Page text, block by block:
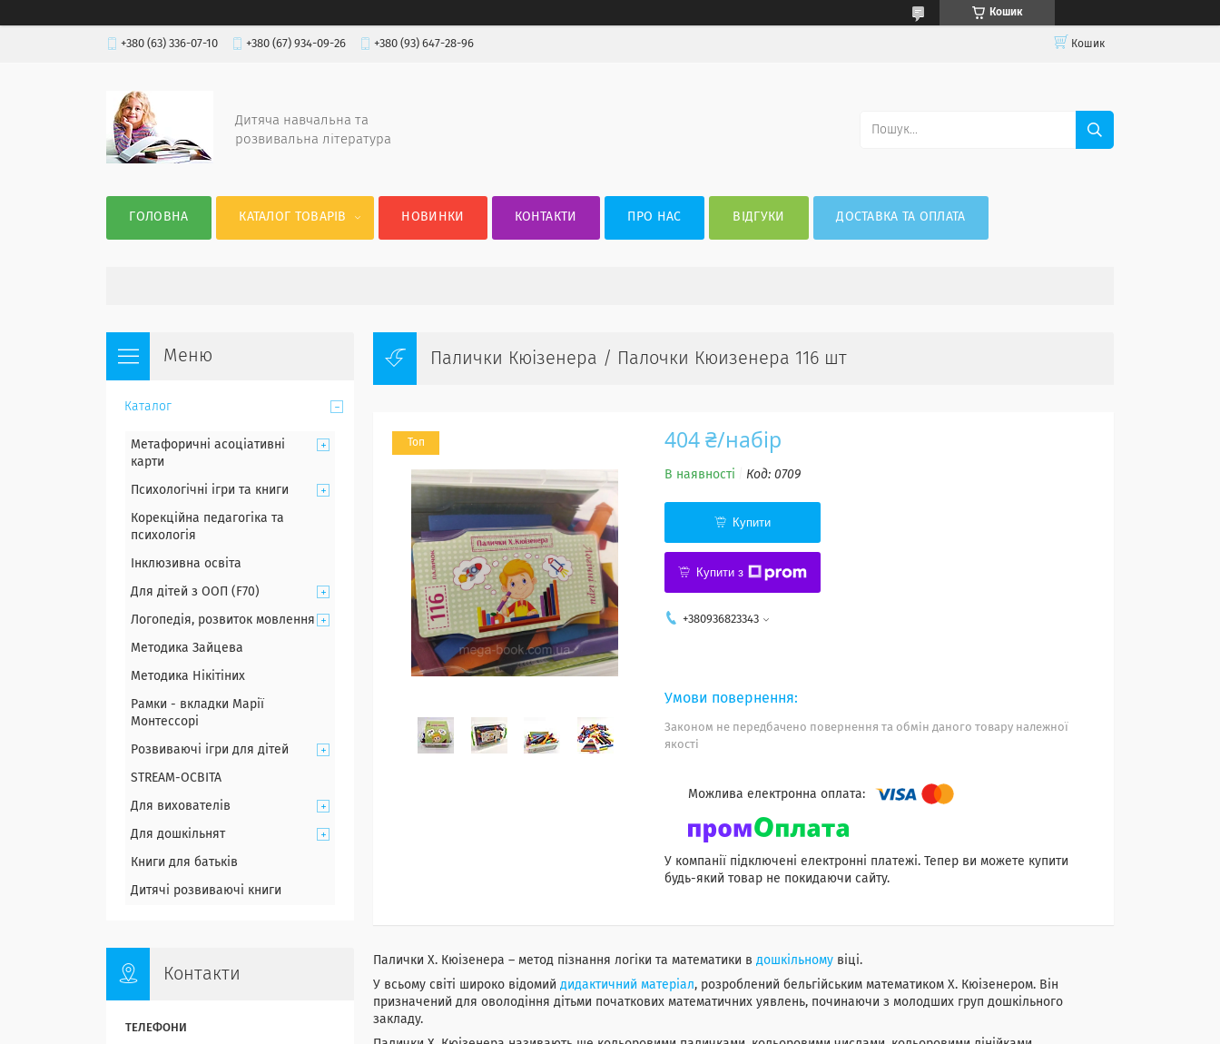
Кошик
+380 (63) 336-07-10 +380 (67) 934-09-26 +380 (93) 647-28-96 Кошик
Дитяча навчальна та
розвивальна література
ГОЛОВНА КАТАЛОГ ТОВАРІВ НОВИНКИ КОНТАКТИ ПРО НАС ВІДГУКИ ДОСТАВКА ТА ОПЛАТА
Палички Кюізенера / Палочки Кюизенера 116 шт
Топ 404 ₴/набір
В наявності Код: 0709
Купити
Купити з
+380936823343
Законом не передбачено повернення та обмін даного товару належної
якості
У компанії підключені електронні платежі. Тепер ви можете купити
будь-який товар не покидаючи сайту.
Палички Х. Кюізенера – метод пізнання логіки та математики в дошкільному віці.
У всьому світі широко відомий дидактичний матеріал, розроблений бельгійським математиком X. Кюізенером. Він
призначений для оволодіння дітьми початкових математичних уявлень, починаючи з молодших груп дошкільного
закладу.
Каталог
Метафоричні асоціативні
карти
Психологічні ігри та книги
Корекційна педагогіка та
психологія
Інклюзивна освіта
Для дітей з ООП (F70)
Логопедія, розвиток мовлення
Методика Зайцева
Методика Нікітіних
Рамки - вкладки Марії
Монтессорі
Розвиваючі ігри для дітей
STREAM-ОСВІТА
Для вихователів
Для дошкільнят
Книги для батьків
Дитячі розвиваючі книги
Контакти